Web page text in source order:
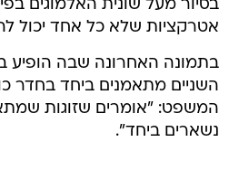
בסיור מעל שונית האלמוגים
אטרקציות שלא כל אחד יכול
בתמונה האחרונה שבה הופיע
השניים מתאמנים ביחד בחדר
המשפט: "אומרים שזוגות
נשארים ביחד".